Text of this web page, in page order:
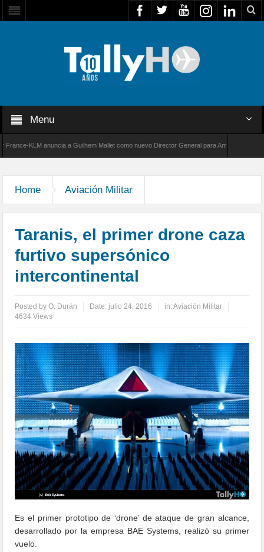
Menu
KLM anuncia a Guilhem Mallet como nuevo Director General para América Latina
Home Aviación Militar
Taranis, el primer drone caza
furtivo supersónico
intercontinental
Posted byO. Durán Date: julio 24, 2016 in:Aviación Militar
4634 Views
Es el primer prototipo de ‘drone’ de ataque de gran alcance,
desarrollado por la empresa BAE Systems, realizó su primer
vuelo.